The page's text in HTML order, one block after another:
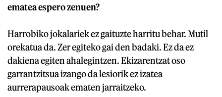
ematea espero zenuen?
Harrobiko jokalariek ez gaituzte harritu behar. Mutil
orekatua da. Zer egiteko gai den badaki. Ez da ez
dakiena egiten ahalegintzen. Ekizarentzat oso
garrantzitsua izango da lesiorik ez izatea
aurrerapausoak ematen jarraitzeko.